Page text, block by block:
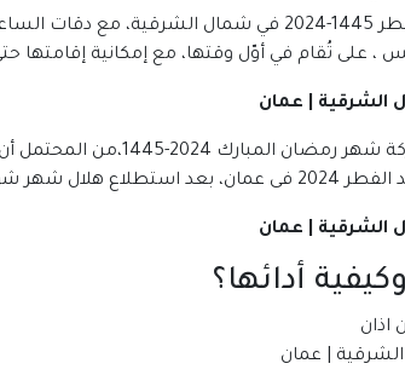
على تُقام في أوّل وقتها، مع إمكانية إقامتها
أدائها؟
اذان